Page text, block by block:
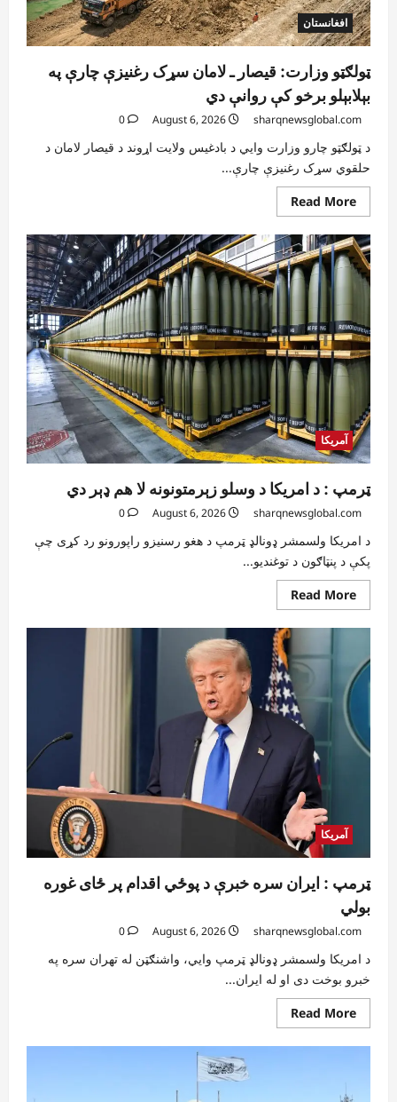
افغانستان
ټولګټو وزارت: قیصار ـ لامان سړک رغنیزې چارې په
بېلابېلو برخو کې روانې دي
sharqnewsglobal.com
0
د ټولګټو چارو وزارت وایي د بادغیس ولایت اړوند د قیصار لامان د
حلقوي سړک رغنیزې چارې...
Read More
more
ټولګټو
وزارت:
قیصار
ـ
لامان
سړک
رغنیزې
چارې
په
بېلابېلو
برخو
کې
روانې
آمریکا
ټرمپ : د امریکا د وسلو زېرمتونونه لا هم ډېر دي
sharqnewsglobal.com
0
د امریکا ولسمشر ډونالډ ټرمپ د هغو رسنیزو راپورونو رد کړی چې
پکې د پنټاګون د توغندیو...
Read More
more
ټرمپ
:
د
امریکا
د
وسلو
زېرمتونونه
لا
دي
آمریکا
ټرمپ : ایران سره خبرې د پوځي اقدام پر ځای غوره
بولي
sharqnewsglobal.com
0
د امریکا ولسمشر ډونالډ ټرمپ وایي، واشنګټن له تهران سره په
خبرو بوخت دی او له ایران...
Read More
more
ټرمپ